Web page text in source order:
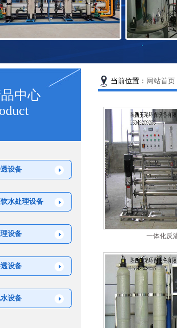
中心
设备
水处理设备
设备
设备
设备
当前位置： 网站首页
一体化反